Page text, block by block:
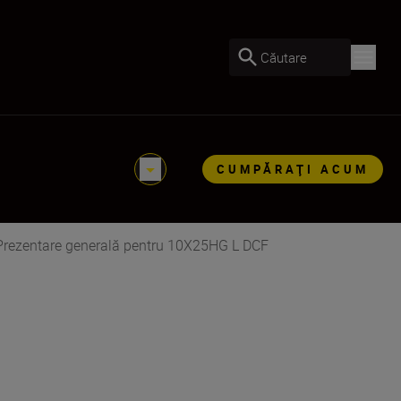
Căutare
CUMPĂRAŢI ACUM
generală pentru 10X25HG L DCF